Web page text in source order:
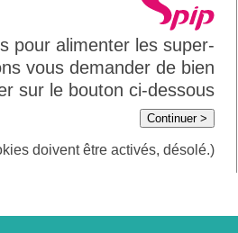
pour alimenter les super-
vous demander de bien
sur le bouton ci-dessous
Continuer >
doivent être activés, désolé.)